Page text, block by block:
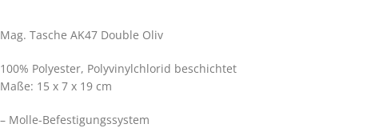
Mag. Tasche AK47 Double Oliv
100% Polyester, Polyvinylchlorid beschichtet
Maße: 15 x 7 x 19 cm
– Molle-Befestigungssystem